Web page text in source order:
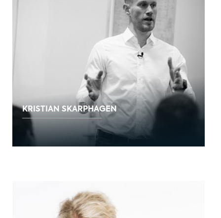
KRISTIAN SKARPHAGEN